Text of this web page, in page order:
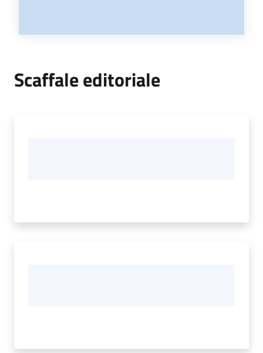
Scaffale editoriale